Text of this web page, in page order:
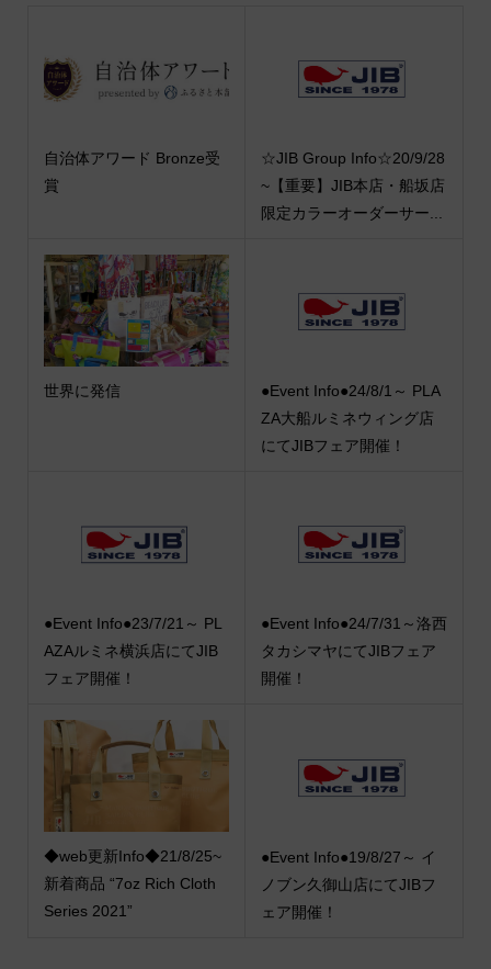
自治体アワード Bronze受
賞
☆JIB Group Info☆20/9/28
~【重要】JIB本店・船坂店
限定カラーオーダーサー...
世界に発信
●Event Info●24/8/1～ PLA
ZA大船ルミネウィング店
にてJIBフェア開催！
●Event Info●23/7/21～ PL
AZAルミネ横浜店にてJIB
フェア開催！
●Event Info●24/7/31～洛西
タカシマヤにてJIBフェア
開催！
◆web更新Info◆21/8/25~
新着商品 “7oz Rich Cloth
Series 2021”
●Event Info●19/8/27～ イ
ノブン久御山店にてJIBフ
ェア開催！